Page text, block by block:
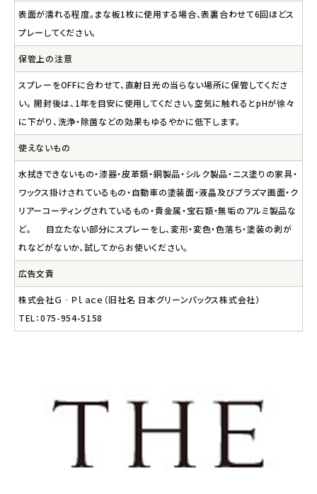
表面が濡れる程度。まな板1枚に使用する場合、表裏合わせて6回ほどス
プレーしてください。
保管上の注意
スプレーをOFFに合わせて、直射日光の当らない場所に保管してくださ
い。 開封後は、1年を目安に使用してください。空気に触れるとpHが徐々
に下がり、洗浄・除菌などの効果もゆるやかに低下します。
使えないもの
水拭きできないもの・漆器・皮革類・銅製品・シルク製品・ニス塗りの家具・
ワックス掛けされているもの・自動車の塗装面・液晶及びプラズマ画面・ク
リアーコーティングされているもの・貴金属・宝石類・無垢のアルミ製品な
ど。 目立たない部分にスプレーをし、変形・変色・色落ち・塗装の剥が
れなどがないか、試してからお使いください。
広告文責
株式会社Ｇ‐Ｐｌａｃｅ（旧社名 日本グリーンパックス株式会社）
TEL：075-954-5158